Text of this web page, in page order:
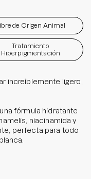
de Origen Animal
Tratamiento
Hiperpigmentación
increíblemente ligero,
fórmula hidratante
niacinamida y
perfecta para todo
contra los rayos UVA